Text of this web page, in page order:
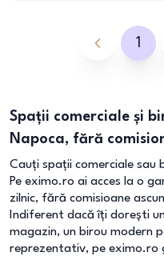
1
Spații comerciale și
Napoca, fără
Cauți spații comerciale sau
Pe eximo.ro ai acces la o
zilnic, fără comisioane
Indiferent dacă îți dorești
magazin, un birou modern
reprezentativ, pe eximo.ro